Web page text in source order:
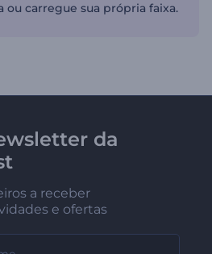
ou carregue sua própria faixa.
da
a receber
e ofertas